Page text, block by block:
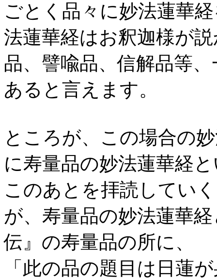
ごとく品々に妙法蓮華
法蓮華経はお釈迦様が
品、譬喩品、信解品等
あると言えます。
ところが、この場合の
に寿量品の妙法蓮華経
このあとを拝読してい
が、寿量品の妙法蓮華
伝』の寿量品の所に、
「此の品の題目は日蓮